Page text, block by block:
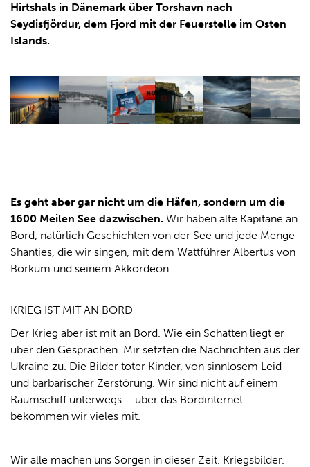
Hirtshals in Dänemark über Torshavn nach
Seydisfjördur, dem Fjord mit der Feuerstelle im Osten
Islands.
Es geht aber gar nicht um die Häfen, sondern um die
1600 Meilen See dazwischen. Wir haben alte Kapitäne an
Bord, natürlich Geschichten von der See und jede Menge
Shanties, die wir singen, mit dem Wattführer Albertus von
Borkum und seinem Akkordeon.
KRIEG IST MIT AN BORD
Der Krieg aber ist mit an Bord. Wie ein Schatten liegt er
über den Gesprächen. Mir setzten die Nachrichten aus der
Ukraine zu. Die Bilder toter Kinder, von sinnlosem Leid
und barbarischer Zerstörung. Wir sind nicht auf einem
Raumschiff unterwegs – über das Bordinternet
bekommen wir vieles mit.
Wir alle machen uns Sorgen in dieser Zeit. Kriegsbilder.